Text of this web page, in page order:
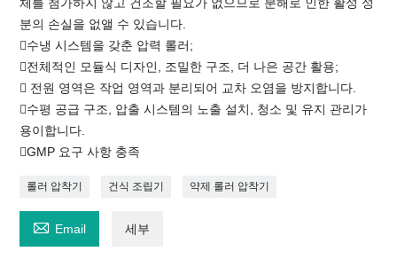
분의 손실을 없앨 수 있습니다.
수냉 시스템을 갖춘 압력 롤러;
전체적인 모듈식 디자인, 조밀한 구조, 더 나은 공간 활용;
 전원 영역은 작업 영역과 분리되어 교차 오염을 방지합니다.
수평 공급 구조, 압출 시스템의 노출 설치, 청소 및 유지 관리가
용이합니다.
GMP 요구 사항 충족
롤러 압착기 건식 조립기 약제 롤러 압착기
 Email 세부